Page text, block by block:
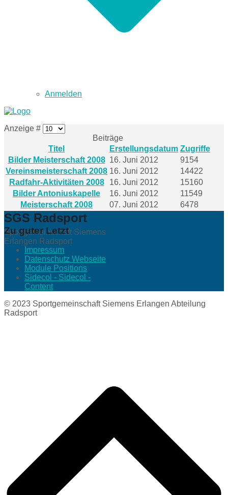
Anmelden
Anzeige #
Beiträge
Titel
Erstellungsdatum Zugriffe
Bilder Meisterschaft 2008 16. Juni 2012
9154
Vereinsmeisterschaft 2008 16. Juni 2012
14422
Radfahr-Aktivitäten 2008
16. Juni 2012
15160
Bilder Antoniuskapelle
16. Juni 2012
11549
Meisterschaft 2008
07. Juni 2012 6478
SGS Radsport
Sportgemeinschaft Siemens
Erlangen Radsport
Zu guter Letzt
Impressum
Datenschutz Webseite
Module Positions
Sidecol - Sidecol -
Content
© 2023 Sportgemeinschaft Siemens Erlangen Abteilung
Radsport